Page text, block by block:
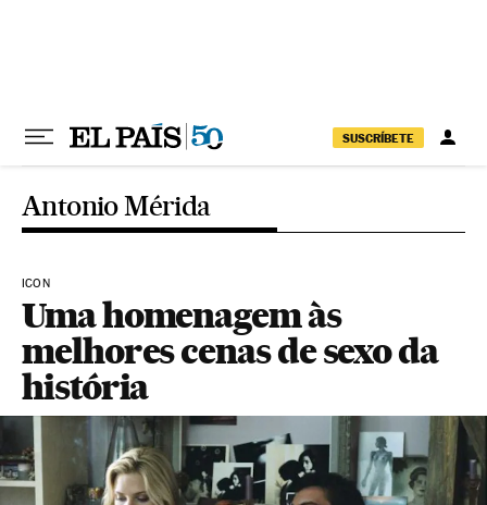
SUSCRÍBETE
Antonio Mérida
ICON
Uma homenagem às
melhores cenas de sexo da
história